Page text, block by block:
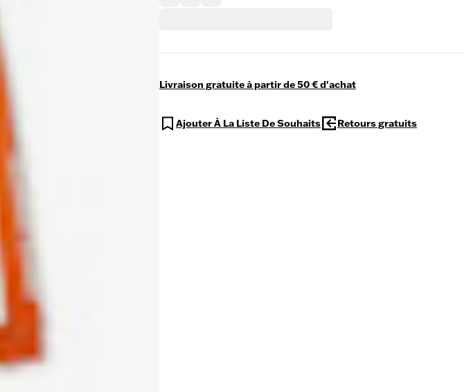
Livraison gratuite à partir de 50 € d'achat
Ajouter À La Liste De Souhaits Retours gratuits